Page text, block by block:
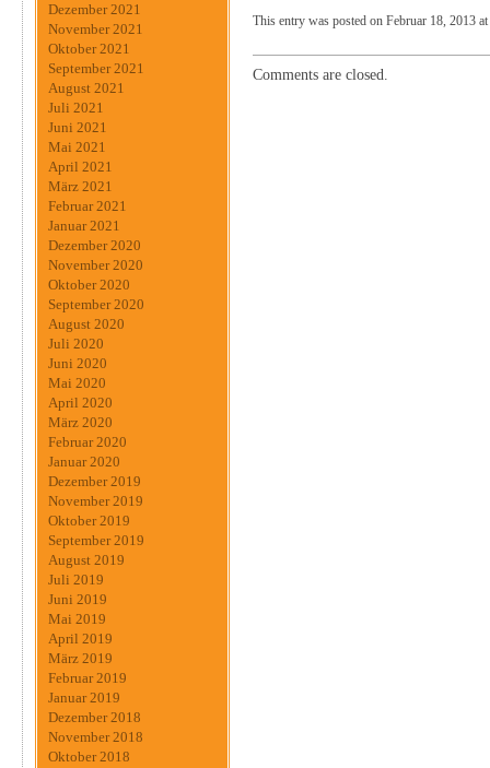
Dezember 2021
November 2021
Oktober 2021
September 2021
August 2021
Juli 2021
Juni 2021
Mai 2021
April 2021
März 2021
Februar 2021
Januar 2021
Dezember 2020
November 2020
Oktober 2020
September 2020
August 2020
Juli 2020
Juni 2020
Mai 2020
April 2020
März 2020
Februar 2020
Januar 2020
Dezember 2019
November 2019
Oktober 2019
September 2019
August 2019
Juli 2019
Juni 2019
Mai 2019
April 2019
März 2019
Februar 2019
Januar 2019
Dezember 2018
November 2018
Oktober 2018
This entry was posted on Februar 18, 2013
Comments are closed.